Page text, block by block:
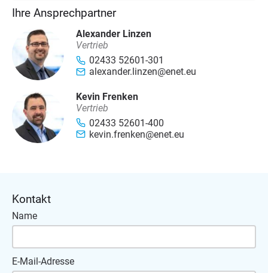
Ihre Ansprechpartner
Alexander Linzen
Vertrieb
02433 52601-301
alexander.linzen@enet.eu
Kevin Frenken
Vertrieb
02433 52601-400
kevin.frenken@enet.eu
Kontakt
Name
E-Mail-Adresse